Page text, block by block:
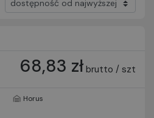
68,83 zł brutto / szt
Horus